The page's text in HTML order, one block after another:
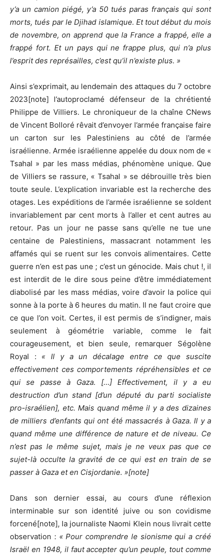
y’a un camion piégé, y’a 50 tués paras français qui sont
morts, tués par le Djihad islamique. Et tout début du mois
de novembre, on apprend que la France a frappé, elle a
frappé fort. Et un pays qui ne frappe plus, qui n’a plus
l’esprit des représailles, c’est qu’il n’existe plus. »
Ainsi s’exprimait, au lendemain des attaques du 7 octobre
2023[note] l’autoproclamé défenseur de la chrétienté
Philippe de Villiers. Le chroniqueur de la chaîne CNews
de Vincent Bolloré rêvait d’envoyer l’armée française faire
un carton sur les Palestiniens au côté de l’armée
israélienne. Armée israélienne appelée du doux nom de «
Tsahal » par les mass médias, phénomène unique. Que
de Villiers se rassure, « Tsahal » se débrouille très bien
toute seule. L’explication invariable est la recherche des
otages. Les expéditions de l’armée israélienne se soldent
invariablement par cent morts à l’aller et cent autres au
retour. Pas un jour ne passe sans qu’elle ne tue une
centaine de Palestiniens, massacrant notamment les
affamés qui se ruent sur les convois alimentaires. Cette
guerre n’en est pas une ; c’est un génocide. Mais chut !, il
est interdit de le dire sous peine d’être immédiatement
diabolisé par les mass médias, voire d’avoir la police qui
sonne à la porte à 6 heures du matin. Il ne faut croire que
ce que l’on voit. Certes, il est permis de s’indigner, mais
seulement à géométrie variable, comme le fait
courageusement, et bien seule, remarquer Ségolène
Royal : « Il y a un décalage entre ce que suscite
effectivement ces comportements répréhensibles et ce
qui se passe à Gaza. […] Effectivement, il y a eu
destruction d’un stand [d’un député du parti socialiste
pro-israélien], etc. Mais quand même il y a des dizaines
de milliers d’enfants qui ont été massacrés à Gaza. Il y a
quand même une différence de nature et de niveau. Ce
n’est pas le même sujet, mais je ne veux pas que ce
sujet-là occulte la gravité de ce qui est en train de se
passer à Gaza et en Cisjordanie. »[note]
Dans son dernier essai, au cours d’une réflexion
interminable sur son identité juive ou son covidisme
forcené[note], la journaliste Naomi Klein nous livrait cette
observation : « Pour comprendre le sionisme qui a créé
Israël en 1948, il faut accepter qu’un peuple, tout comme